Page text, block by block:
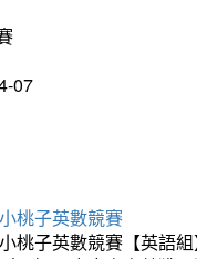
07
桃子英數競賽
桃子英數競賽【英語